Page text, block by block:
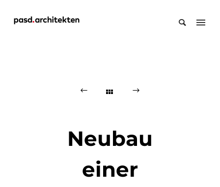
Neubau
einer